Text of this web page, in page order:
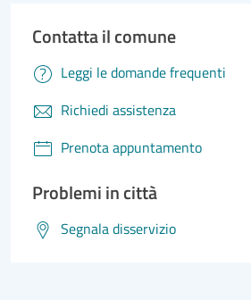
Contatta il comune
Leggi le domande frequenti
Richiedi assistenza
Prenota appuntamento
Problemi in città
Segnala disservizio